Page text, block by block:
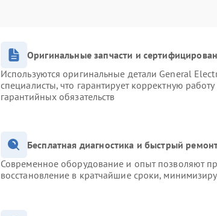
Оригинальные запчасти и
Используются оригинальные детали General
специалисты, что гарантирует корректную
гарантийных обязательств
Бесплатная диагностика и быстрый
Современное оборудование и опыт позволяют
восстановление в кратчайшие сроки,